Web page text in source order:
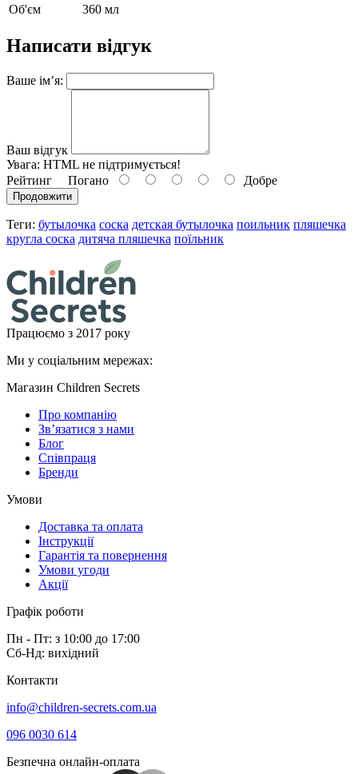
Об'єм
360 мл
Написати відгук
Ваше ім’я:
Ваш відгук
Увага: HTML не підтримується!
Рейтинг Погано Добре
Продовжити
Теги: бутылочка соска детская бутылочка поильник пляшечка
кругла соска дитяча пляшечка поїльник
Працюємо з 2017 року
Ми у соціальним мережах:
Магазин Children Secrets
Про компанію
Зв’язатися з нами
Блог
Співпраця
Бренди
Умови
Доставка та оплата
Інструкції
Гарантія та повернення
Умови угоди
Акції
Графік роботи
Пн - Пт: з 10:00 до 17:00
Сб-Нд: вихідний
Контакти
info@children-secrets.com.ua
096 0030 614
Безпечна онлайн-оплата